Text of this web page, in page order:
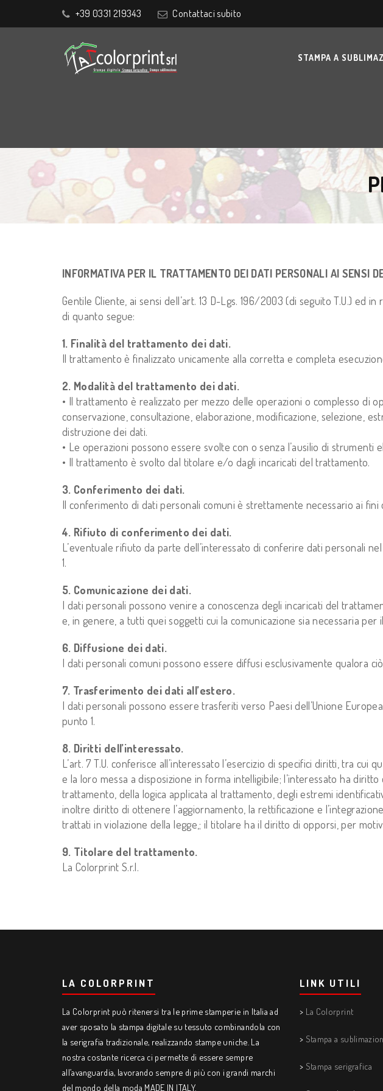
+39 0331 219343 Contattaci subito
STAMPA A
INFORMATIVA PER IL TRATTAMENTO DEI DATI PERSONALI AI SENSI
Gentile Cliente, ai sensi dell’art. 13 D-Lgs. 196/2003 (di seguito T.U.) ed
di quanto segue:
1. Finalità del trattamento dei dati.
Il trattamento è finalizzato unicamente alla corretta e completa
2. Modalità del trattamento dei dati.
• Il trattamento è realizzato per mezzo delle operazioni o complesso di
conservazione, consultazione, elaborazione, modificazione, selezione,
distruzione dei dati.
• Le operazioni possono essere svolte con o senza l’ausilio di strumenti
• Il trattamento è svolto dal titolare e/o dagli incaricati del trattamento.
3. Conferimento dei dati.
Il conferimento di dati personali comuni è strettamente necessario ai fini
4. Rifiuto di conferimento dei dati.
L’eventuale rifiuto da parte dell’interessato di conferire dati personali
1.
5. Comunicazione dei dati.
I dati personali possono venire a conoscenza degli incaricati del
e, in genere, a tutti quei soggetti cui la comunicazione sia necessaria
6. Diffusione dei dati.
I dati personali comuni possono essere diffusi esclusivamente qualora
7. Trasferimento dei dati all’estero.
I dati personali possono essere trasferiti verso Paesi dell’Unione
punto 1.
8. Diritti dell’interessato.
L’art. 7 T.U. conferisce all’interessato l’esercizio di specifici diritti, tra
e la loro messa a disposizione in forma intelligibile; l’interessato ha
trattamento, della logica applicata al trattamento, degli estremi
inoltre diritto di ottenere l’aggiornamento, la rettificazione e
trattati in violazione della legge,; il titolare ha il diritto di opporsi, per
9. Titolare del trattamento.
La Colorprint S.r.l.
LA COLORPRINT
La Colorprint può ritenersi tra le prime stamperie in Italia ad
aver sposato la stampa digitale su tessuto combinandola con
la serigrafia tradizionale, realizzando stampe uniche. La
nostra costante ricerca ci permette di essere sempre
all’avanguardia, lavorando sempre di più con i grandi marchi
del mondo della moda MADE IN ITALY.
LINK UTILI
> La Colorprint
> Stampa a
> Stampa serigrafica